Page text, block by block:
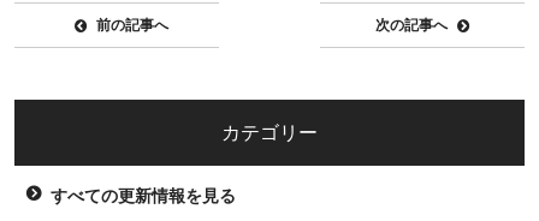
前の記事へ 次の記事へ
カテゴリー
すべての更新情報を見る